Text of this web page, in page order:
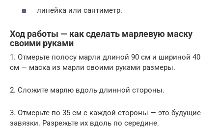
линейка или сантиметр.
Ход работы — как сделать марлевую маску
своими руками
1. Отмерьте полосу марли длиной 90 см и шириной 40
см — маска из марли своими руками размеры.
2. Сложите марлю вдоль длинной стороны.
3. Отмерьте по 35 см с каждой стороны — это будущие
завязки. Разрежьте их вдоль по середине.